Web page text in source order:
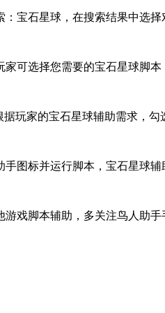
宝石星球，在搜索结果中选
可选择您需要的宝石星球脚
玩家的宝石星球辅助需求，
图标并运行脚本，宝石星球辅
戏脚本辅助，多关注鸟人助